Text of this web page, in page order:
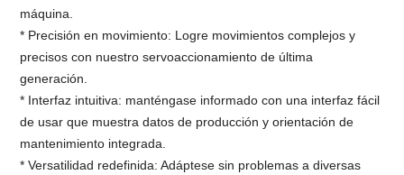
máquina.
* Precisión en movimiento: Logre movimientos complejos y
precisos con nuestro servoaccionamiento de última
generación.
* Interfaz intuitiva: manténgase informado con una interfaz fácil
de usar que muestra datos de producción y orientación de
mantenimiento integrada.
* Versatilidad redefinida: Adáptese sin problemas a diversas